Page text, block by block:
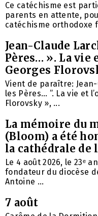
Ce catéchisme est
parents en attente,
catéchisme orthodoxe
Jean-Claude
Pères… ». La vie
Georges
Vient de paraître:
les Pères… ”. La vie et
Florovsky », ...
La mémoire du
(Bloom) a été
la cathédrale de
Le 4 août 2026, le 23ᵉ
fondateur du diocèse
Antoine ...
7 août